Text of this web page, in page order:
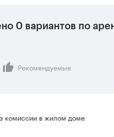
0 вариантов по
Рекомендуемые
комиссии в жилом доме